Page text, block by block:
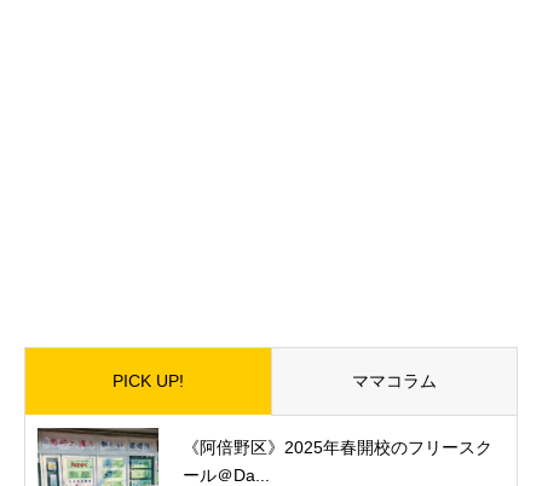
PICK UP! ママコラム
《阿倍野区》2025年春開校のフリースク
ール＠Da...